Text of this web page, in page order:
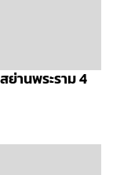
านพระราม 4